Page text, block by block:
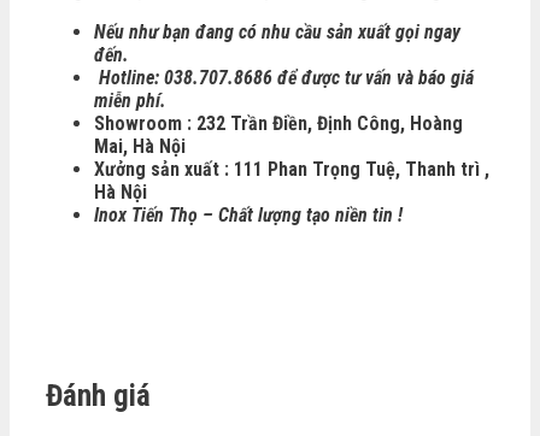
Nếu như bạn đang có nhu cầu sản xuất gọi ngay
đến.
Hotline: 038.707.8686 để được tư vấn và báo giá
miễn phí.
Showroom : 232 Trần Điền, Định Công, Hoàng
Mai, Hà Nội
Xưởng sản xuất : 111 Phan Trọng Tuệ, Thanh trì ,
Hà Nội
Inox Tiến Thọ – Chất lượng tạo niền tin !
Đánh giá